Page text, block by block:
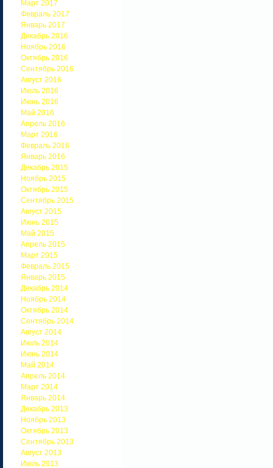
Март 2017
Февраль 2017
Январь 2017
Декабрь 2016
Ноябрь 2016
Октябрь 2016
Сентябрь 2016
Август 2016
Июль 2016
Июнь 2016
Май 2016
Апрель 2016
Март 2016
Февраль 2016
Январь 2016
Декабрь 2015
Ноябрь 2015
Октябрь 2015
Сентябрь 2015
Август 2015
Июнь 2015
Май 2015
Апрель 2015
Март 2015
Февраль 2015
Январь 2015
Декабрь 2014
Ноябрь 2014
Октябрь 2014
Сентябрь 2014
Август 2014
Июль 2014
Июнь 2014
Май 2014
Апрель 2014
Март 2014
Январь 2014
Декабрь 2013
Ноябрь 2013
Октябрь 2013
Сентябрь 2013
Август 2013
Июль 2013